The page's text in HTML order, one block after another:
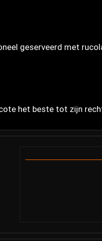
geserveerd met
het beste tot zijn